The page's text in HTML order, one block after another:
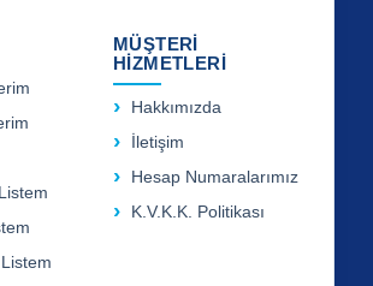
MÜŞTERİ
HİZMETLERİ
Hakkımızda
İletişim
Hesap Numaralarımız
K.V.K.K. Politikası